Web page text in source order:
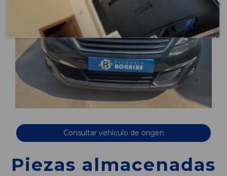
Consultar vehículo de origen
Piezas almacenadas